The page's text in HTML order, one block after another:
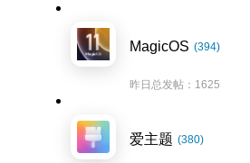
MagicOS (394)
昨日总发帖：1625
爱主题 (380)